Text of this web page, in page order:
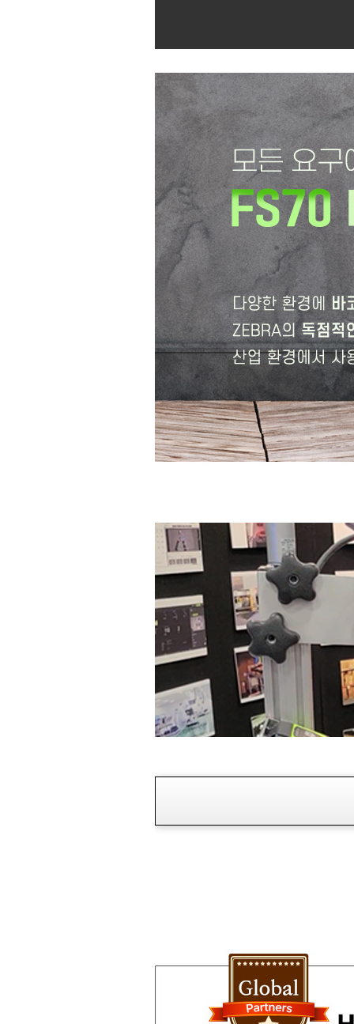
상품정보 상품후기(0) 배송안내